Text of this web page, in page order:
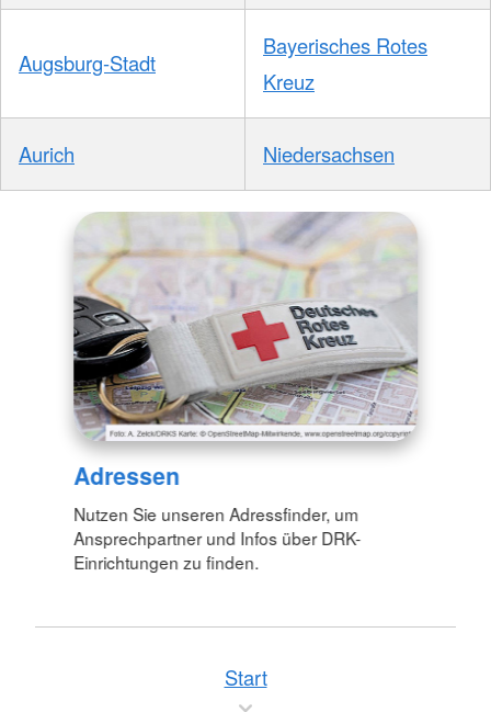
Augsburg-Stadt
Bayerisches Rotes
Kreuz
Aurich Niedersachsen
Adressen
Nutzen Sie unseren Adressfinder, um
Ansprechpartner und Infos über DRK-
Einrichtungen zu finden.
Start